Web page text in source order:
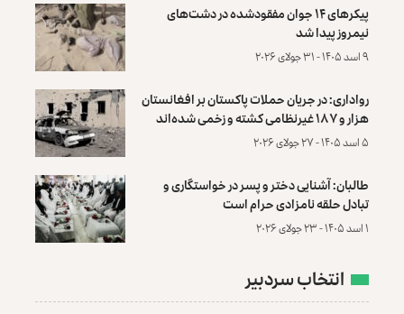
پیکرهای ۱۴ جوان مفقودشده در دشت‌های
نیمروز پیدا شد
۹ اسد ۱۴۰۵ - ۳۱ جولای ۲۰۲۶
رواداری: در جریان حملات پاکستان بر افغانستان
هزار و ۱۸۷ غیرنظامی کشته و زخمی شده‌اند
۵ اسد ۱۴۰۵ - ۲۷ جولای ۲۰۲۶
طالبان: آشنایی دختر و پسر در خواستگاری و
تبادل حلقه نامزادی حرام است
۱ اسد ۱۴۰۵ - ۲۳ جولای ۲۰۲۶
انتخاب سردبیر